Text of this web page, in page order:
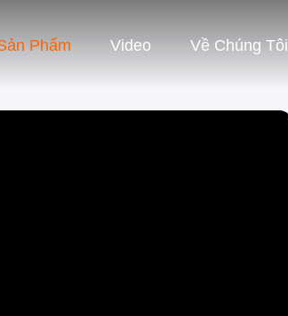
Phẩm Video Về Chúng Tôi